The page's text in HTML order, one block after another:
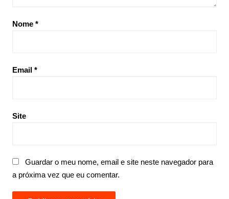
Nome *
Email *
Site
Guardar o meu nome, email e site neste navegador para
a próxima vez que eu comentar.